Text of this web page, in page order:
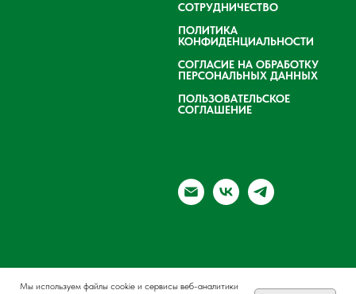
Мы используем файлы cookie и сервисы веб-аналитики
СОТРУДНИЧЕСТВО
ПОЛИТИКА
КОНФИДЕНЦИАЛЬНОСТИ
СОГЛАСИЕ НА ОБРАБОТКУ
ПЕРСОНАЛЬНЫХ ДАННЫХ
ПОЛЬЗОВАТЕЛЬСКОЕ
СОГЛАШЕНИЕ